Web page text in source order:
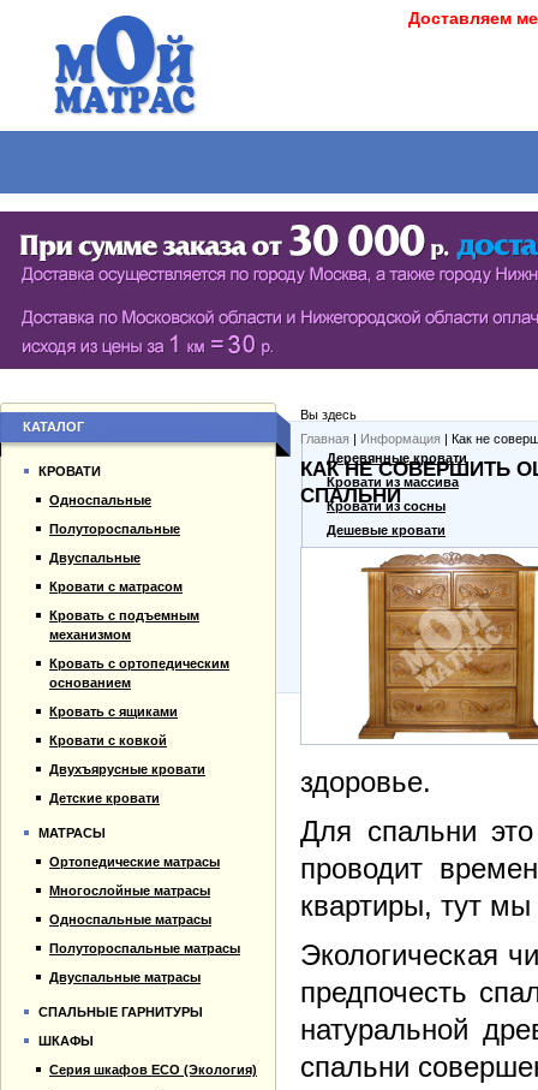
Доставляем
СЕРИЯ ШКАФОВ ECO (ЭКОЛОГИЯ)
РАСПАШНЫЕ ШКАФЫ
БИБЛИОТЕКИ, СТЕНКИ, ВИТРАЖИ
БУФЕТЫ
Вы здесь
Главная | Информация | Как не
КАК НЕ СОВЕРШИТЬ
СПАЛЬНИ
здоровье.
Для спальни
проводит
квартиры, тут
Экологическая
предпочесть
натуральной
спальни
КАТАЛОГ
КРОВАТИ
Односпальные
Полутороспальные
Двуспальные
Кровати с матрасом
Кровать с подъемным
механизмом
Кровать с ортопедическим
основанием
Кровать с ящиками
Кровати с ковкой
Двухъярусные кровати
Детские кровати
МАТРАСЫ
Ортопедические матрасы
Многослойные матрасы
Односпальные матрасы
Полутороспальные матрасы
Двуспальные матрасы
СПАЛЬНЫЕ ГАРНИТУРЫ
ШКАФЫ
Серия шкафов ECO (Экология)
Гарантии
Оплата и доставка
Прайс-лист
Контакты
Деревянные кровати
Кровати из массива
Кровати из сосны
Дешевые кровати
Кровати для дачи
Кровать тахта